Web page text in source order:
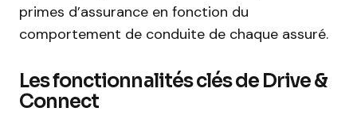
primes d’assurance en fonction du
comportement de conduite de chaque assuré.
Les fonctionnalités clés de Drive &
Connect